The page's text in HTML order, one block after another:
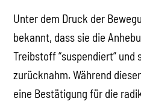
Unter dem Druck der
bekannt, dass sie die
Treibstoff “suspendiert” und
zurücknahm. Während
eine Bestätigung für die